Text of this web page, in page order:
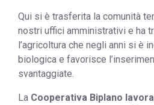
Qui si è trasferita la comunità
nostri uffici amministrativi e ha
l’agricoltura che negli anni si è
biologica e favorisce
svantaggiate.
La Cooperativa Biplano